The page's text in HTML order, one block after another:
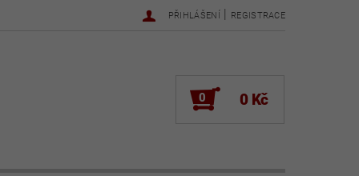
PŘIHLÁŠENÍ | REGISTRACE
0 0 Kč